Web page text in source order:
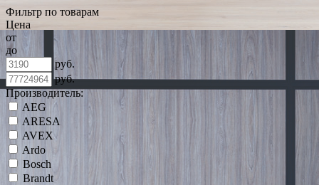
Фильтр по товарам
Цена
от
до
руб.
руб.
Производитель:
AEG
ARESA
AVEX
Ardo
Bosch
Brandt